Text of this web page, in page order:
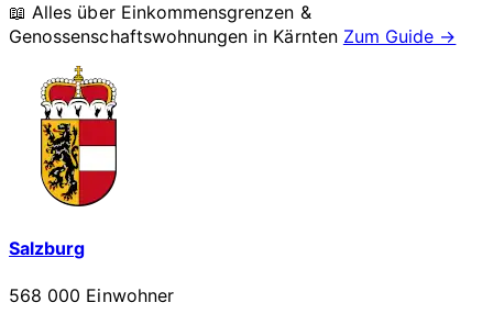
📖 Alles über Einkommensgrenzen &
Genossenschaftswohnungen in Kärnten Zum Guide →
Salzburg
568 000 Einwohner